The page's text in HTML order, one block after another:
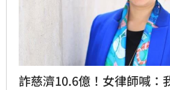
詐慈濟10.6億！女律師喊：